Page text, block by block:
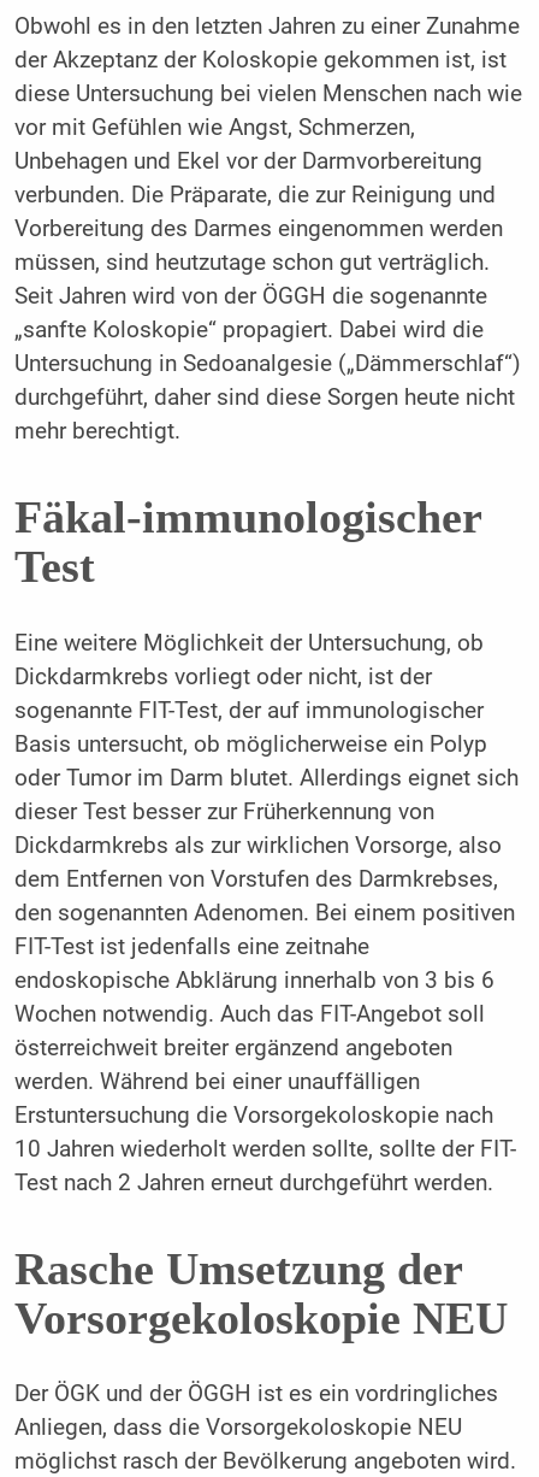
Obwohl es in den letzten Jahren zu einer Zunahme
der Akzeptanz der Koloskopie gekommen ist, ist
diese Untersuchung bei vielen Menschen nach wie
vor mit Gefühlen wie Angst, Schmerzen,
Unbehagen und Ekel vor der Darmvorbereitung
verbunden. Die Präparate, die zur Reinigung und
Vorbereitung des Darmes eingenommen werden
müssen, sind heutzutage schon gut verträglich.
Seit Jahren wird von der ÖGGH die sogenannte
„sanfte Koloskopie“ propagiert. Dabei wird die
Untersuchung in Sedoanalgesie („Dämmerschlaf“)
durchgeführt, daher sind diese Sorgen heute nicht
mehr berechtigt.
Fäkal-immunologischer
Test
Eine weitere Möglichkeit der Untersuchung, ob
Dickdarmkrebs vorliegt oder nicht, ist der
sogenannte FIT-Test, der auf immunologischer
Basis untersucht, ob möglicherweise ein Polyp
oder Tumor im Darm blutet. Allerdings eignet sich
dieser Test besser zur Früherkennung von
Dickdarmkrebs als zur wirklichen Vorsorge, also
dem Entfernen von Vorstufen des Darmkrebses,
den sogenannten Adenomen. Bei einem positiven
FIT-Test ist jedenfalls eine zeitnahe
endoskopische Abklärung innerhalb von 3 bis 6
Wochen notwendig. Auch das FIT-Angebot soll
österreichweit breiter ergänzend angeboten
werden. Während bei einer unauffälligen
Erstuntersuchung die Vorsorgekoloskopie nach
10 Jahren wiederholt werden sollte, sollte der FIT-
Test nach 2 Jahren erneut durchgeführt werden.
Rasche Umsetzung der
Vorsorgekoloskopie NEU
Der ÖGK und der ÖGGH ist es ein vordringliches
Anliegen, dass die Vorsorgekoloskopie NEU
möglichst rasch der Bevölkerung angeboten wird.